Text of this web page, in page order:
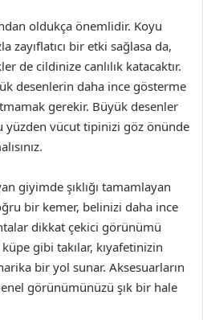
oldukça önemlidir. Koyu
zayıflatıcı bir etki sağlasa da,
de cildinize canlılık katacaktır.
desenlerin daha ince gösterme
gerekir. Büyük desenler
yüzden vücut tipinizi göz önünde
giyimde şıklığı tamamlayan
bir kemer, belinizi daha ince
dikkat çekici görünümü
gibi takılar, kıyafetinizin
bir yol sunar. Aksesuarların
görünümünüzü şık bir hale